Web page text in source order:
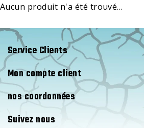
Aucun produit n'a été trouvé...
Service Clients
Mon compte client
nos coordonnées
Suivez nous